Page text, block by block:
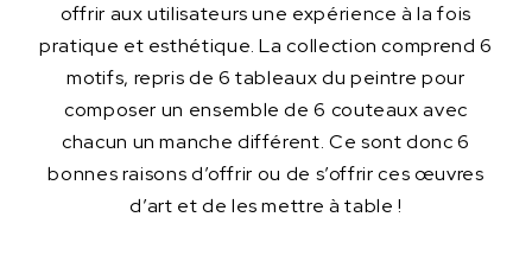
offrir aux utilisateurs une expérience à la fois
pratique et esthétique. La collection comprend 6
motifs, repris de 6 tableaux du peintre pour
composer un ensemble de 6 couteaux avec
chacun un manche différent. Ce sont donc 6
bonnes raisons d’offrir ou de s’offrir ces œuvres
d’art et de les mettre à table !